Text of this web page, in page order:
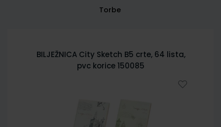
Torbe
BILJEŽNICA City Sketch B5 crte, 64 lista,
pvc korice 150085